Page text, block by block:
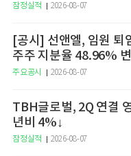
잠정실적 2026-08-07
[공시] 선앤엘, 임원 퇴
주주 지분율 48.96%
주요공시 2026-08-07
TBH글로벌, 2Q 연결
년비 4%↓
잠정실적 2026-08-07